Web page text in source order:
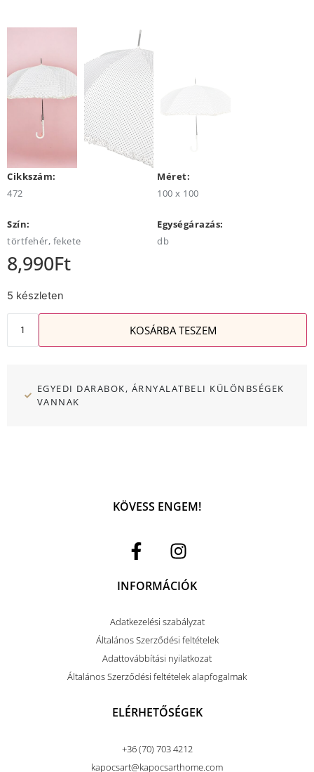
Cikkszám:
472
Méret:
100 x 100
Szín:
törtfehér, fekete
Egységárazás:
db
8,990Ft
5 készleten
KOSÁRBA TESZEM
EGYEDI DARABOK, ÁRNYALATBELI KÜLÖNBSÉGEK
VANNAK
KÖVESS ENGEM!
INFORMÁCIÓK
Adatkezelési szabályzat
Általános Szerződési feltételek
Adattovábbítási nyilatkozat
Általános Szerződési feltételek alapfogalmak
ELÉRHETŐSÉGEK
+36 (70) 703 4212
kapocsart@kapocsarthome.com